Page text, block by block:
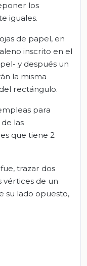
los
iguales.
de papel, en
inscrito en el
y después un
la misma
rectángulo.
para
las
que tiene 2
trazar dos
vértices de un
su lado opuesto,